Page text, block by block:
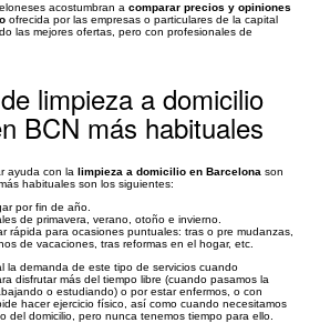
acostumbran a comparar precios y opiniones
ofrecida por las empresas o particulares de la capital
las mejores ofertas, pero con profesionales de
limpieza a domicilio
BCN más habituales
ayuda con la limpieza a domicilio en Barcelona son
habituales son los siguientes:
por fin de año.
de primavera, verano, otoño e invierno.
rápida para ocasiones puntuales: tras o pre mudanzas,
de vacaciones, tras reformas en el hogar, etc.
la demanda de este tipo de servicios cuando
disfrutar más del tiempo libre (cuando pasamos la
o estudiando) o por estar enfermos, o con
hacer ejercicio físico, así como cuando necesitamos
del domicilio, pero nunca tenemos tiempo para ello.